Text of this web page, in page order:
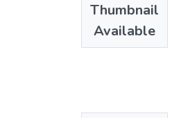
Thumbnail
Available